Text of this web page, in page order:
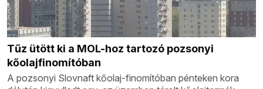
Tűz ütött ki a MOL-hoz tartozó pozsonyi
kőolajfinomítóban
A pozsonyi Slovnaft kőolaj-finomítóban pénteken kora